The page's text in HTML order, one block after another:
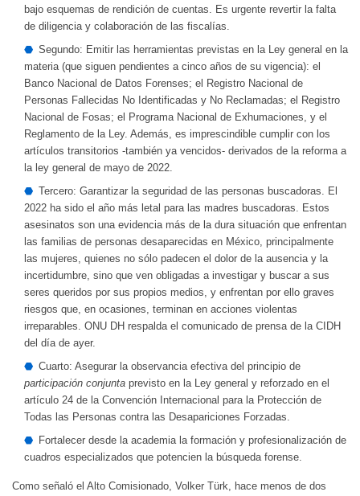
bajo esquemas de rendición de cuentas. Es urgente revertir la falta
de diligencia y colaboración de las fiscalías.
Segundo: Emitir las herramientas previstas en la Ley general en la
materia (que siguen pendientes a cinco años de su vigencia): el
Banco Nacional de Datos Forenses; el Registro Nacional de
Personas Fallecidas No Identificadas y No Reclamadas; el Registro
Nacional de Fosas; el Programa Nacional de Exhumaciones, y el
Reglamento de la Ley. Además, es imprescindible cumplir con los
artículos transitorios -también ya vencidos- derivados de la reforma a
la ley general de mayo de 2022.
Tercero: Garantizar la seguridad de las personas buscadoras. El
2022 ha sido el año más letal para las madres buscadoras. Estos
asesinatos son una evidencia más de la dura situación que enfrentan
las familias de personas desaparecidas en México, principalmente
las mujeres, quienes no sólo padecen el dolor de la ausencia y la
incertidumbre, sino que ven obligadas a investigar y buscar a sus
seres queridos por sus propios medios, y enfrentan por ello graves
riesgos que, en ocasiones, terminan en acciones violentas
irreparables. ONU DH respalda el comunicado de prensa de la CIDH
del día de ayer.
Cuarto: Asegurar la observancia efectiva del principio de
participación conjunta previsto en la Ley general y reforzado en el
artículo 24 de la Convención Internacional para la Protección de
Todas las Personas contra las Desapariciones Forzadas.
Fortalecer desde la academia la formación y profesionalización de
cuadros especializados que potencien la búsqueda forense.
Como señaló el Alto Comisionado, Volker Türk, hace menos de dos